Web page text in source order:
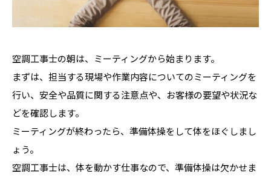
空調工事士の朝は、ミーティングから始まります。
まずは、担当する現場や作業内容についてのミーティングを
行い、安全や品質に関する注意点や、お客様の要望や状況な
どを確認します。
ミーティングが終わったら、準備体操をして体をほぐしまし
ょう。
空調工事士は、体を動かす仕事なので、準備体操は欠かせま